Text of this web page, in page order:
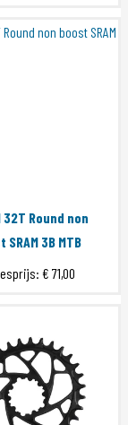
32T Round non
SRAM 3B MTB
€ 71,00